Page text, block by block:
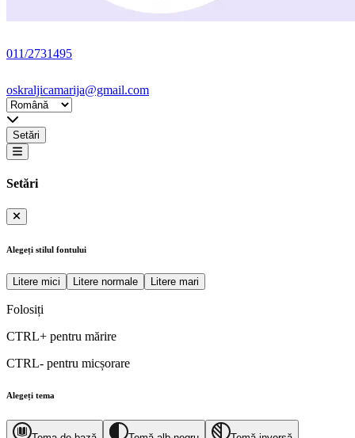
011/2731495
oskraljicamarija@gmail.com
Setări
Setări
Alegeți stilul fontului
Litere mici Litere normale Litere mari
Folosiți
CTRL+ pentru mărire
CTRL- pentru micșorare
Alegeți tema